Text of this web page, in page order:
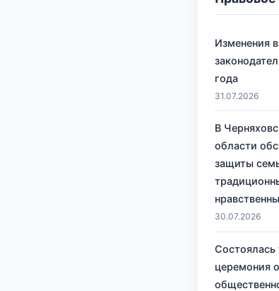
Изменения
года
31.07.2026
В
области
защиты
30.07.2026
Состоялась
церемония